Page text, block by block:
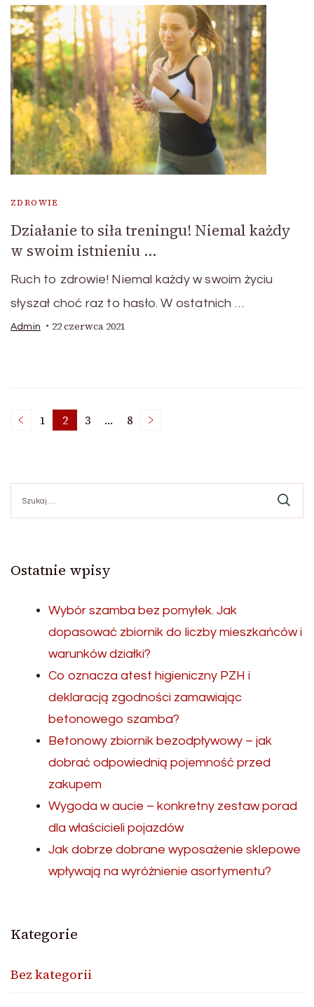
ZDROWIE
Działanie to siła treningu! Niemal każdy
w swoim istnieniu …
Ruch to zdrowie! Niemal każdy w swoim życiu
słyszał choć raz to hasło. W ostatnich …
Admin 22 czerwca 2021
Nawigacja
po
wpisach
Page
1 Page
2 Page
3 … Page
8
Ostatnie wpisy
Wybór szamba bez pomyłek. Jak
dopasować zbiornik do liczby mieszkańców i
warunków działki?
Co oznacza atest higieniczny PZH i
deklaracją zgodności zamawiając
betonowego szamba?
Betonowy zbiornik bezodpływowy – jak
dobrać odpowiednią pojemność przed
zakupem
Wygoda w aucie – konkretny zestaw porad
dla właścicieli pojazdów
Jak dobrze dobrane wyposażenie sklepowe
wpływają na wyróżnienie asortymentu?
Kategorie
Bez kategorii